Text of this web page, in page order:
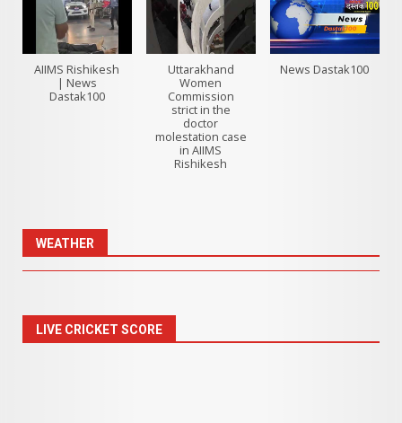
AIIMS Rishikesh
| News
Dastak100
Uttarakhand
Women
Commission
strict in the
doctor
molestation case
in AIIMS
Rishikesh
News Dastak100
WEATHER
LIVE CRICKET SCORE